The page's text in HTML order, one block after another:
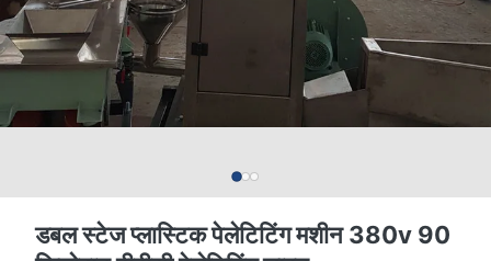
डबल स्टेज प्लास्टिक पेलेटिटिंग मशीन 380v 90